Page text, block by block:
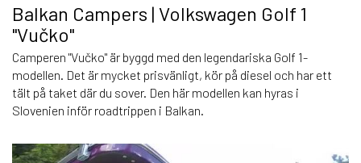
Balkan Campers | Volkswagen Golf 1
"Vučko"
Camperen "Vučko" är byggd med den legendariska Golf 1-
modellen. Det är mycket prisvänligt, kör på diesel och har ett
tält på taket där du sover. Den här modellen kan hyras i
Slovenien inför roadtrippen i Balkan.